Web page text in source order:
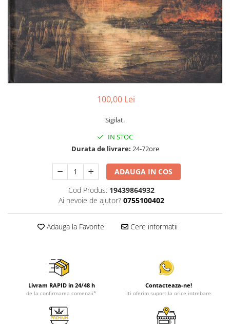
Viniluri Românești
Colecția Electrecord
100,00 Lei
Sigilat.
IN STOC
Durata de livrare: 24-72ore
ADAUGA IN COS
Cod Produs: 19439864932
Ai nevoie de ajutor? 0755100402
Adauga la Favorite Cere informatii
Livram RAPID in 24/48 h
de la confirmarea comenzii*
Contacteaza-ne!
Iti oferim suport la orice intrebare